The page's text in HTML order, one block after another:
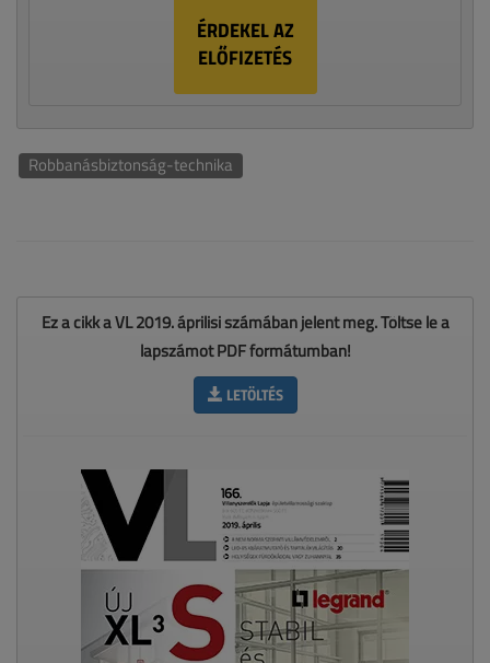
ÉRDEKEL AZ
ELŐFIZETÉS
Robbanásbiztonság-technika
Ez a cikk a VL 2019. áprilisi számában jelent meg. Töltse le a
lapszámot PDF formátumban!
LETÖLTÉS